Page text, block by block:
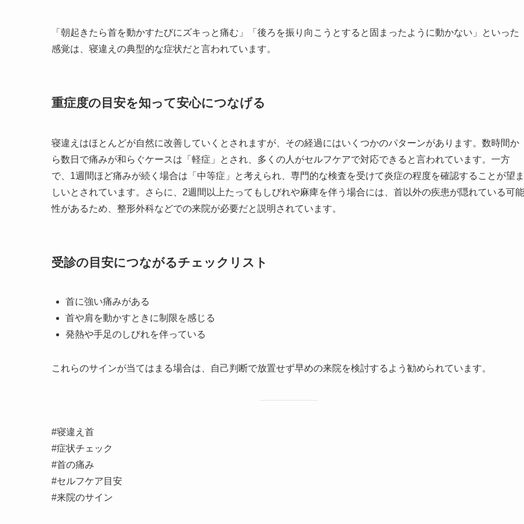
「朝起きたら首を動かすたびにズキっと痛む」「後ろを振り向こうとすると固まったように動かない」といった
感覚は、寝違えの典型的な症状だと言われています。
重症度の目安を知って安心につなげる
寝違えはほとんどが自然に改善していくとされますが、その経過にはいくつかのパターンがあります。数時間か
ら数日で痛みが和らぐケースは「軽症」とされ、多くの人がセルフケアで対応できると言われています。一方
で、1週間ほど痛みが続く場合は「中等症」と考えられ、専門的な検査を受けて炎症の程度を確認することが望ま
しいとされています。さらに、2週間以上たってもしびれや麻痺を伴う場合には、首以外の疾患が隠れている可能
性があるため、整形外科などでの来院が必要だと説明されています。
受診の目安につながるチェックリスト
首に強い痛みがある
首や肩を動かすときに制限を感じる
発熱や手足のしびれを伴っている
これらのサインが当てはまる場合は、自己判断で放置せず早めの来院を検討するよう勧められています。
#寝違え首
#症状チェック
#首の痛み
#セルフケア目安
#来院のサイン